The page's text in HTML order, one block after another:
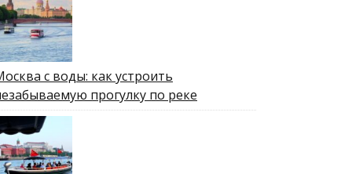
с воды: как устроить
прогулку по реке